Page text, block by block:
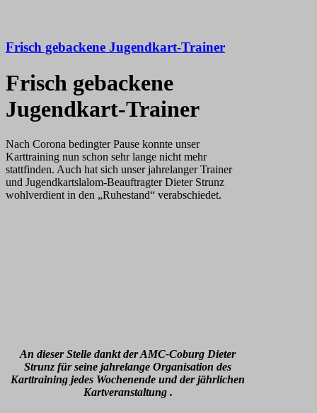
Frisch gebackene Jugendkart-Trainer
Frisch gebackene
Jugendkart-Trainer
Nach Corona bedingter Pause konnte unser
Karttraining nun schon sehr lange nicht mehr
stattfinden. Auch hat sich unser jahrelanger Trainer
und Jugendkartslalom-Beauftragter Dieter Strunz
wohlverdient in den „Ruhestand“ verabschiedet.
An dieser Stelle dankt der AMC-Coburg Dieter
Strunz für seine jahrelange Organisation des
Karttraining jedes Wochenende und der jährlichen
Kartveranstaltung .